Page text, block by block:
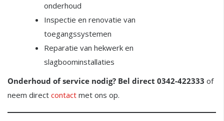
onderhoud
Inspectie en renovatie van
toegangssystemen
Reparatie van hekwerk en
slagboominstallaties
Onderhoud of service nodig? Bel direct 0342-422333 of
neem direct contact met ons op.